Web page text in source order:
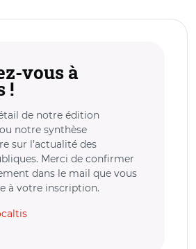
vous à
!
de notre édition
notre synthèse
sur l’actualité des
Merci de confirmer
dans le mail que vous
à votre inscription.